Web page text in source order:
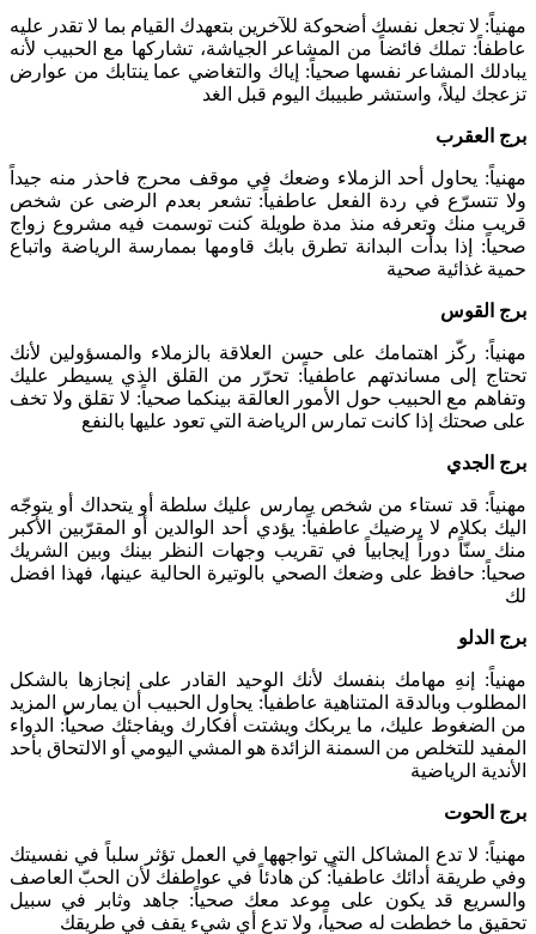
مهنياً: لا تجعل نفسك أضحوكة للآخرين بتعهدك القيام بما لا تقدر عليه
عاطفاً: تملك فائضاً من المشاعر الجياشة، تشاركها مع الحبيب لأنه
يبادلك المشاعر نفسها صحياً: إياك والتغاضي عما ينتابك من عوارض
تزعجك ليلاً، واستشر طبيبك اليوم قبل الغد
برج العقرب
مهنياً: يحاول أحد الزملاء وضعك في موقف محرج فاحذر منه جيداً
ولا تتسرّع في ردة الفعل عاطفياً: تشعر بعدم الرضى عن شخص
قريب منك وتعرفه منذ مدة طويلة كنت توسمت فيه مشروع زواج
صحياً: إذا بدأت البدانة تطرق بابك قاومها بممارسة الرياضة واتباع
حمية غذائية صحية
برج القوس
مهنياً: ركّز اهتمامك على حسن العلاقة بالزملاء والمسؤولين لأنك
تحتاج إلى مساندتهم عاطفياً: تحرّر من القلق الذي يسيطر عليك
وتفاهم مع الحبيب حول الأمور العالقة بينكما صحياً: لا تقلق ولا تخف
على صحتك إذا كانت تمارس الرياضة التي تعود عليها بالنفع
برج الجدي
مهنياً: قد تستاء من شخص يمارس عليك سلطة أو يتحداك أو يتوجّه
اليك بكلام لا يرضيك عاطفياً: يؤدي أحد الوالدين أو المقرّبين الأكبر
منك سنّاً دوراً إيجابياً في تقريب وجهات النظر بينك وبين الشريك
صحياً: حافظ على وضعك الصحي بالوتيرة الحالية عينها، فهذا افضل
لك
برج الدلو
مهنياً: إنهِ مهامك بنفسك لأنك الوحيد القادر على إنجازها بالشكل
المطلوب وبالدقة المتناهية عاطفياً: يحاول الحبيب أن يمارس المزيد
من الضغوط عليك، ما يربكك ويشتت أفكارك ويفاجئك صحياً: الدواء
المفيد للتخلص من السمنة الزائدة هو المشي اليومي أو الالتحاق بأحد
الأندية الرياضية
برج الحوت
مهنياً: لا تدع المشاكل التي تواجهها في العمل تؤثر سلباً في نفسيتك
وفي طريقة أدائك عاطفياً: كن هادئاً في عواطفك لأن الحبّ العاصف
والسريع قد يكون على موعد معك صحياً: جاهد وثابر في سبيل
تحقيق ما خططت له صحياً، ولا تدع أي شيء يقف في طريقك